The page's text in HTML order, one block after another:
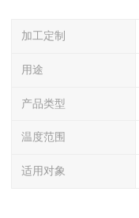
加工定制
用途
产品类型
温度范围
适用对象